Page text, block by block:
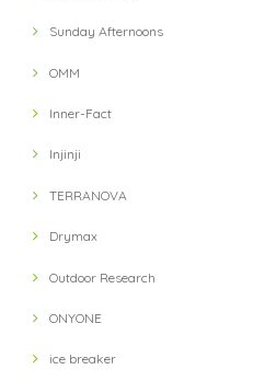
Sunday Afternoons
OMM
Inner-Fact
Injinji
TERRANOVA
Drymax
Outdoor Research
ONYONE
ice breaker